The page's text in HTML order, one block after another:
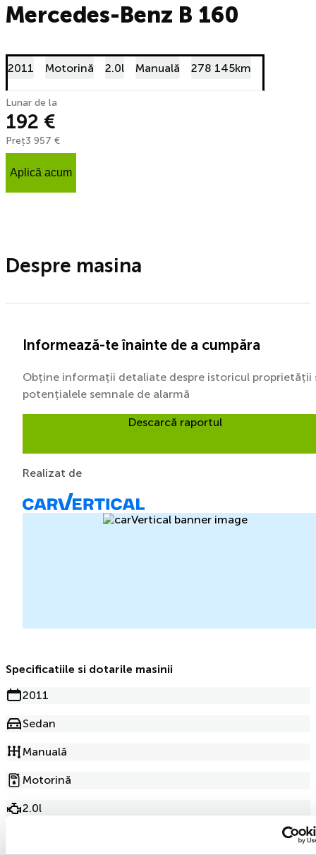
Mercedes-Benz B 160
2011 Motorină 2.0l Manuală 278 145km
Lunar de la
192 €
Preț3 957 €
Aplică acum
Despre masina
Informează-te înainte de a cumpăra
Obține informații detaliate despre istoricul proprietății
potențialele semnale de alarmă
Descarcă raportul
Realizat de
Specificatiile si dotarile masinii
2011
Sedan
Manuală
Motorină
2.0l